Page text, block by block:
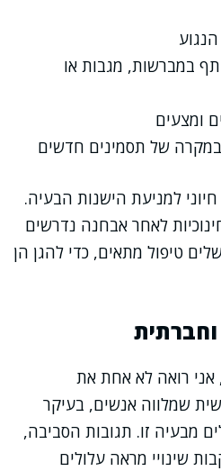
במברשות, מגבות או
ומצעים
במקרה של תסמינים חדשים
למניעת הישנות הבעיה.
לאחר אבחנה נדרשים
טיפול מתאים, כדי להגן הן
אני רואה לא אחת את
שמלווה אנשים, בעיקר
מבעיה זו. תגובות הסביבה,
שינויי מראה עלולים